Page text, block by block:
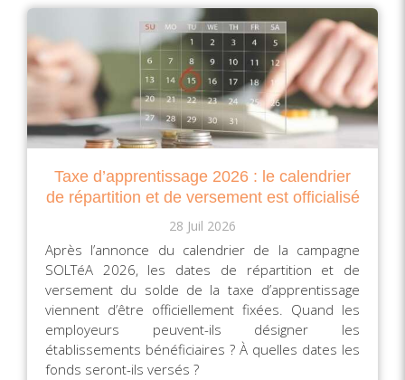
Taxe d’apprentissage 2026 : le calendrier
de répartition et de versement est officialisé
28 Juil 2026
Après l’annonce du calendrier de la campagne
SOLTéA 2026, les dates de répartition et de
versement du solde de la taxe d’apprentissage
viennent d’être officiellement fixées. Quand les
employeurs peuvent-ils désigner les
établissements bénéficiaires ? À quelles dates les
fonds seront-ils versés ?